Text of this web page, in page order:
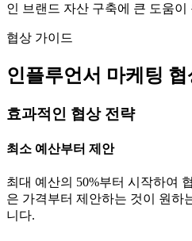
인 브랜드 자산 구축에 큰 도움
협상 가이드
인플루언서 마케팅
효과적인 협상 전략
최소 예산부터 제안
최대 예산의 50%부터 시작하여
은 가격부터 제안하는 것이 원하
니다.